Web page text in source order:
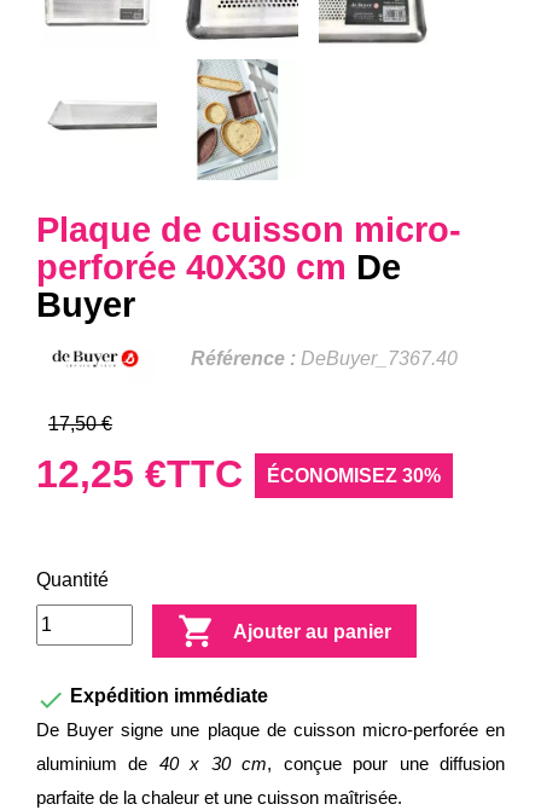
Plaque de cuisson micro-
perforée 40X30 cm De
Buyer
Référence : DeBuyer_7367.40
17,50 €
12,25 €TTC ÉCONOMISEZ 30%
Quantité
 Ajouter au panier
 Expédition immédiate
De Buyer signe une plaque de cuisson micro-perforée en
aluminium de 40 x 30 cm, conçue pour une diffusion
parfaite de la chaleur et une cuisson maîtrisée.